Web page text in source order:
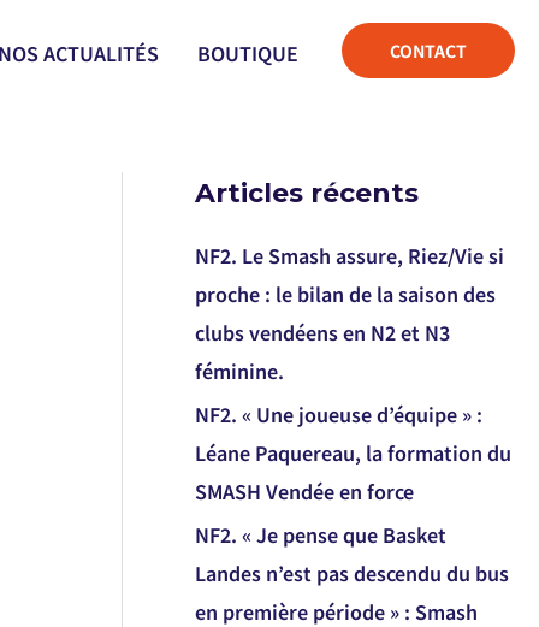
NOS ACTUALITÉS BOUTIQUE CONTACT
Articles récents
NF2. Le Smash assure, Riez/Vie si
proche : le bilan de la saison des
clubs vendéens en N2 et N3
féminine.
NF2. « Une joueuse d’équipe » :
Léane Paquereau, la formation du
SMASH Vendée en force
NF2. « Je pense que Basket
Landes n’est pas descendu du bus
en première période » : Smash